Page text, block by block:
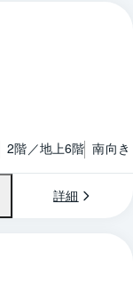
2階／地上6階 南向き
詳細
間取り